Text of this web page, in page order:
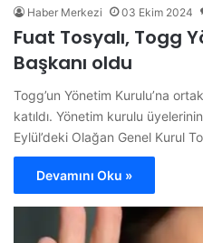
Haber Merkezi 03 Ekim 2024
Fuat Tosyalı, Togg
Başkanı oldu
Togg’un Yönetim Kurulu’na
katıldı. Yönetim kurulu
Eylül’deki Olağan Genel Kurul
Devamını Oku »